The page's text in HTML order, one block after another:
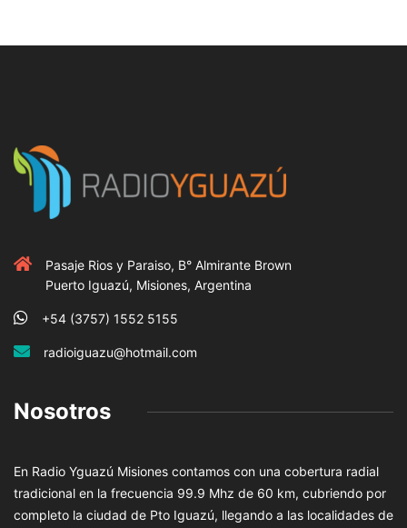
Pasaje Rios y Paraiso, B° Almirante Brown
Puerto Iguazú, Misiones, Argentina
+54 (3757) 1552 5155
radioiguazu@hotmail.com
Nosotros
En Radio Yguazú Misiones contamos con una cobertura radial
tradicional en la frecuencia 99.9 Mhz de 60 km, cubriendo por
completo la ciudad de Pto Iguazú, llegando a las localidades de